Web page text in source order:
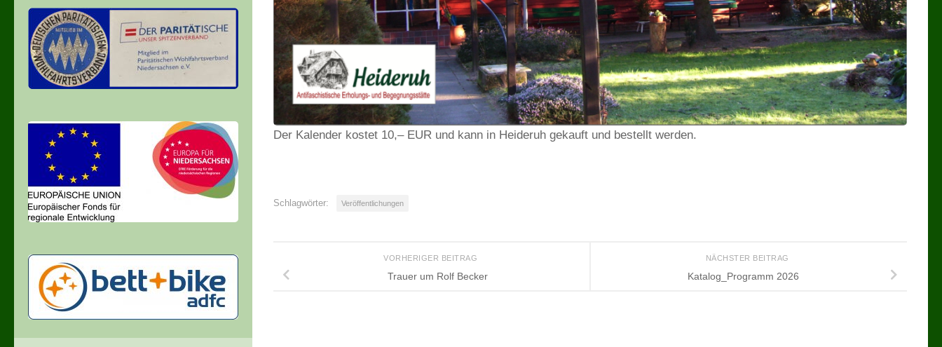
Der Kalender kostet 10,– EUR und kann in Heideruh gekauft und bestellt werden.
Schlagwörter: Veröffentlichungen
NÄCHSTER BEITRAG
Katalog_Programm 2026
VORHERIGER BEITRAG
Trauer um Rolf Becker